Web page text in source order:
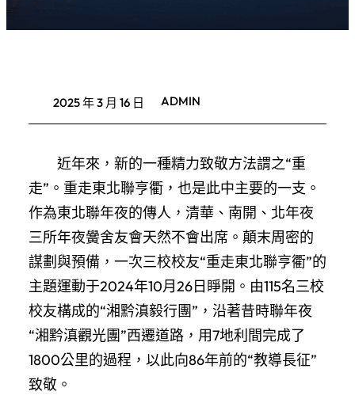
2025 年 3 月 16 日 ADMIN
近年來，新的一種精力致敬方法謂之“重
走”。重走東北聯亨衢，也是此中主要的一支。
作為東北聯年夜的傳人，清華、南開、北年夜
三所年夜黌舍友會天然不會出席。顛末周密的
謀劃與預備，一次三校校友“重走東北聯亨衢”的
主題運動于2024年10月26日睜開。由115名三校
校友構成的“湘黔滇毅行團”，沿著昔時聯年夜
“湘黔滇觀光團”西遷道路，用7地利間完成了
1800公里的過程，以此向86年前的“教導長征”
致敬。